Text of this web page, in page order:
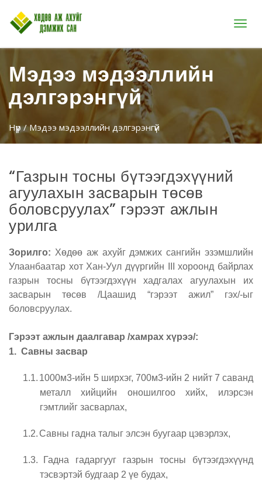
Цэс
Мэдээ мэдээллийн
дэлгэрэнгүй
Нүүр/ Мэдээ мэдээллийн дэлгэрэнгүй
“Газрын тосны бүтээгдэхүүний
агуулахын засварын төсөв
боловсруулах” гэрээт ажлын
урилга
Зорилго: Хөдөөаж ахуйг дэмжих сангийн эзэмшлийн
Улаанбаатар хот Хан-Уул дүүргийн
хороонд байрлах
газрын тосны бүтээгдэхүүн хадгалах агуулахын их
засварын төсөв /Цаашид “гэрээт ажил” гэх/-ыг
боловсруулах.
Гэрээт ажлын даалгавар /хамрах хүрээ/:
1. Савны засвар
1.1. 1000м3-ийн 5 ширхэг, 700м3-ийн 2 нийт 7 саванд
металл хийцийн оношилгоо хийх, илэрсэн
гэмтлийг засварлах,
1.2.Савны гадна талыг элсэн буугаар цэвэрлэх,
1.3.
Гадна гадаргууг газрын тосны бүтээгдэхүүнд
тэсвэртэй будгаар 2 үе будах,